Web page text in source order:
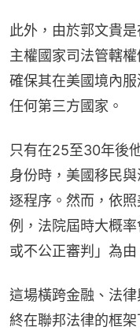
此外，由於郭文貴
主權國家司法管轄
確保其在美國境內
任何第三方國家。
只有在25至30年後
身份時，美國移民
逐程序。然而，依
例，法院屆時大概
或不公正審判」為
這場橫跨金融、法
終在聯邦法律的框